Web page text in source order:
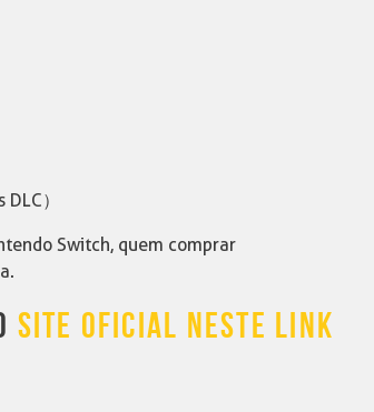
）
Switch, quem comprar
SITE OFICIAL NESTE LINK